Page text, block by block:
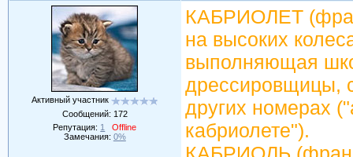
Активный участник
Сообщений: 172
Репутация: 1
Offline
Замечания: 0%
КАБРИОЛЕТ
на высоких
выполняющая
дрессировщицы,
других номерах
кабриолете").